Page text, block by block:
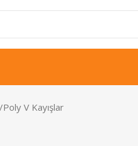
Poly V Kayışlar